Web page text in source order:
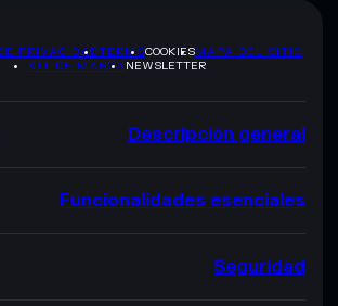
PRIVACIDADTERMSCOOKIESMAPA DEL SITIO
KIT DE MARCA NEWSLETTER
Descripción general
Funcionalidades esenciales
Seguridad